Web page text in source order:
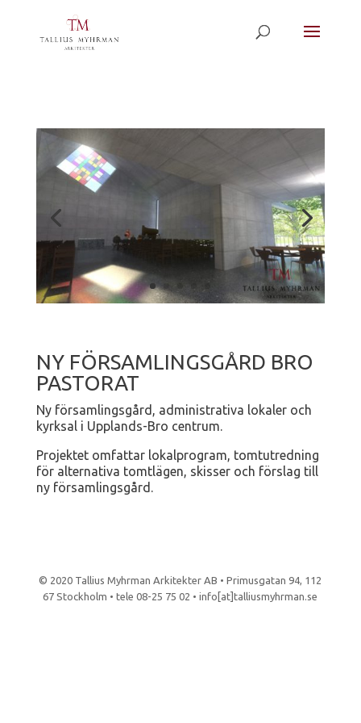
NY FÖRSAMLINGSGÅRD BRO
PASTORAT
Ny församlingsgård, administrativa lokaler och
kyrksal i Upplands-Bro centrum.
Projektet omfattar lokalprogram, tomtutredning
för alternativa tomtlägen, skisser och förslag till
ny församlingsgård.
© 2020 Tallius Myhrman Arkitekter AB • Primusgatan 94, 112
67 Stockholm • tele 08-25 75 02 • info[at]talliusmyhrman.se